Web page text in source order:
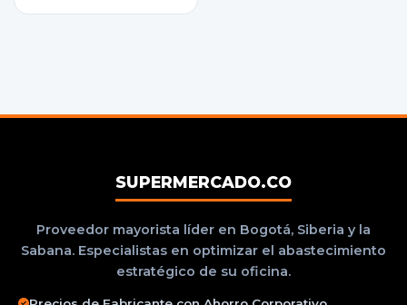
SUPERMERCADO.CO
Proveedor mayorista líder en Bogotá, Siberia y la
Sabana. Especialistas en optimizar el abastecimiento
estratégico de su oficina.